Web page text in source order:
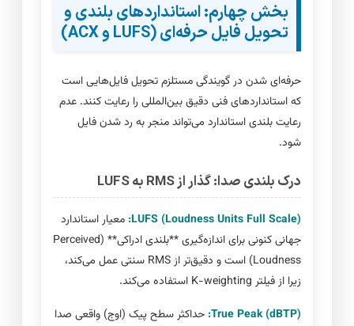
بخش چهارم: استانداردهای بلندی و
تحویل فایل حرفه‌ای (LUFS و ACX)
حرفه‌ای شدن در گویندگی مستلزم تحویل فایل‌هایی است
که استانداردهای فنی دقیق بین‌المللی را رعایت کنند. عدم
رعایت بلندی استاندارد می‌تواند منجر به رد شدن فایل
شود.
درک بلندی صدا: گذار از RMS به LUFS
LUFS (Loudness Units Full Scale): معیار استاندارد
جهانی کنونی برای اندازه‌گیری **بلندی ادراکی** (Perceived
Loudness) است و دقیق‌تر از RMS سنتی عمل می‌کند،
زیرا از فیلتر K-weighting استفاده می‌کند.
True Peak (dBTP): حداکثر سطح پیک (اوج) واقعی صدا